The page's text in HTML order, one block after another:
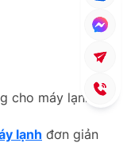
cho máy lạnh)
lạnh đơn giản